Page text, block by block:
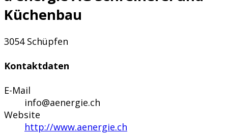
Küchenbau
3054 Schüpfen
Kontaktdaten
E-Mail
info@aenergie.ch
Website
http://www.aenergie.ch